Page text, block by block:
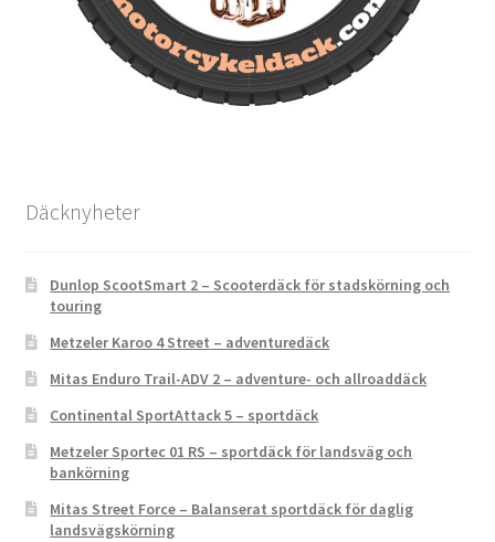
Däcknyheter
Dunlop ScootSmart 2 – Scooterdäck för stadskörning och
touring
Metzeler Karoo 4 Street – adventuredäck
Mitas Enduro Trail-ADV 2 – adventure- och allroaddäck
Continental SportAttack 5 – sportdäck
Metzeler Sportec 01 RS – sportdäck för landsväg och
bankörning
Mitas Street Force – Balanserat sportdäck för daglig
landsvägskörning